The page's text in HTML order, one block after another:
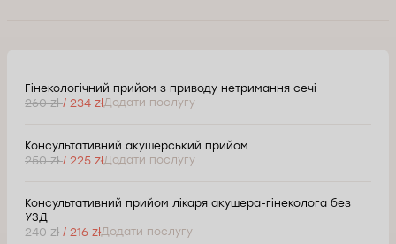
Гінекологічний прийом з приводу нетримання сечі
260 zł/ 234 złДодати послугу
Консультативний акушерський прийом
250 zł/ 225 złДодати послугу
Консультативний прийом лікаря акушера-гінеколога без
УЗД
240 zł/ 216 złДодати послугу